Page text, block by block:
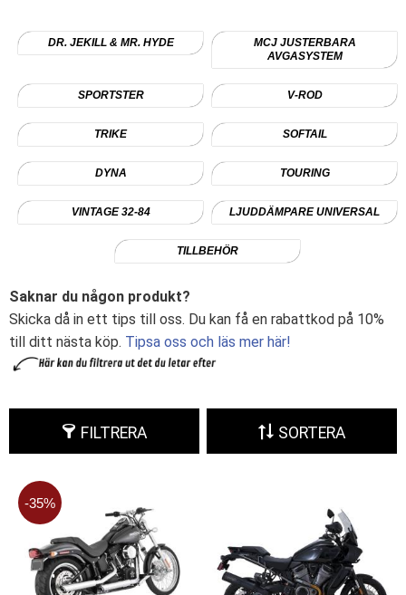
DR. JEKILL & MR. HYDE
MCJ JUSTERBARA
AVGASYSTEM
SPORTSTER V-ROD
TRIKE SOFTAIL
DYNA TOURING
VINTAGE 32-84 LJUDDÄMPARE UNIVERSAL
TILLBEHÖR
Saknar du någon produkt?
Skicka då in ett tips till oss. Du kan få en rabattkod på 10%
till ditt nästa köp. Tipsa oss och läs mer här!
FILTRERA SORTERA
35%